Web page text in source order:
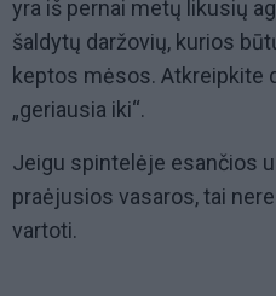
yra iš pernai metų likusių
šaldytų daržovių, kurios
keptos mėsos. Atkreipkite
„geriausia iki“.
Jeigu spintelėje esančios
praėjusios vasaros, tai
vartoti.